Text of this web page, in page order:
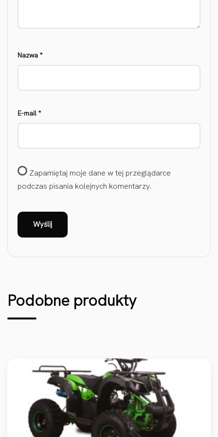
Nazwa *
E-mail *
Zapamiętaj moje dane w tej przeglądarce
podczas pisania kolejnych komentarzy.
Podobne produkty